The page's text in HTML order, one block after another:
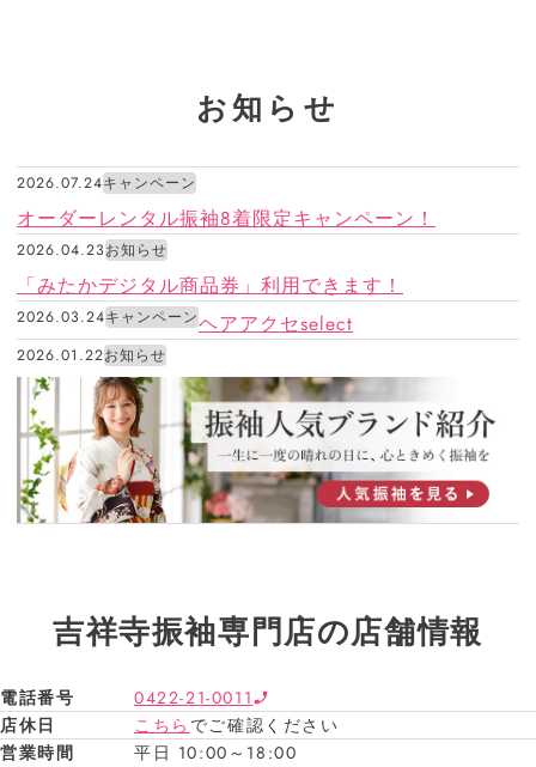
お知らせ
2026.07.24キャンペーン
オーダーレンタル振袖8着限定キャンペーン！
2026.04.23お知らせ
「みたかデジタル商品券」利用できます！
2026.03.24キャンペーンヘアアクセselect
2026.01.22お知らせ
吉祥寺振袖専門店の店舗情報
電話番号
0422-21-0011
店休日
こちら でご確認ください
営業時間
平日 10:00～18:00